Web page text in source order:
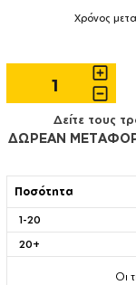
Χρόνος
Δείτε τους
ΔΩΡΕΑΝ
Ποσότητα
1-20
20+
Οι